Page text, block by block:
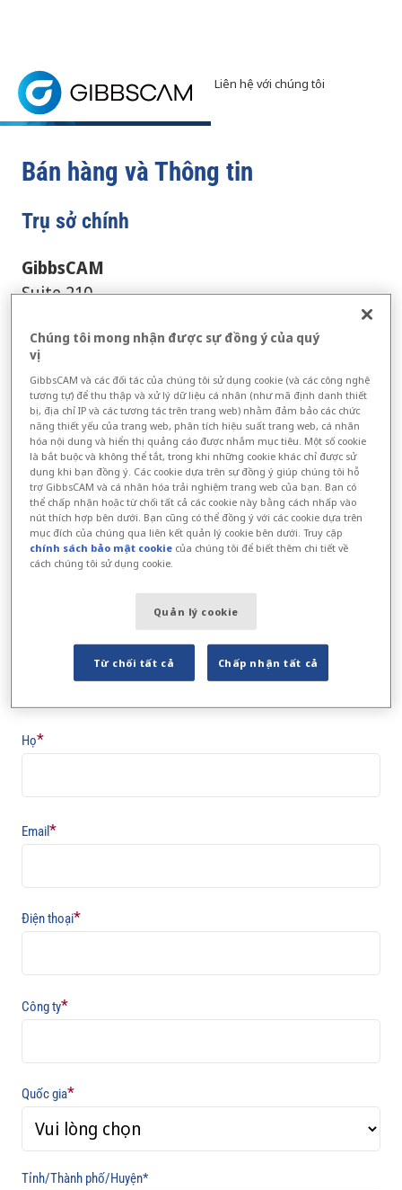
Trang chủ> Liên hệ với chúng tôi > Liên hệ với chúng tôi
Liên hệ với GibbsCAM. Tìm địa chỉ và số điện
Liên hệ với GibbsCAM
Bán hàng và Thông tin
Trụ sở chính
GibbsCAM
Suite 210
Thousand Oaks
CA 91320
USA
email:vasb@tvoofpnz.pbz
Để được hỗ trợ ngay lập tức, vui lòng truy cập
trang hỗ trợ.
Liên hệ với chúng tôi
Họ*
Email*
Điện thoại*
Công ty*
Quốc gia*
Tỉnh/Thành phố/Huyện*
Chúng tôi mong nhận được sự đồng ý của quý
vị
GibbsCAM và các đối tác của chúng tôi sử dụng cookie (và các công nghệ
tương tự) để thu thập và xử lý dữ liệu cá nhân (như mã định danh thiết
bị, địa chỉ IP và các tương tác trên trang web) nhằm đảm bảo các chức
năng thiết yếu của trang web, phân tích hiệu suất trang web, cá nhân
hóa nội dung và hiển thị quảng cáo được nhắm mục tiêu. Một số cookie
là bắt buộc và không thể tắt, trong khi những cookie khác chỉ được sử
dụng khi bạn đồng ý. Các cookie dựa trên sự đồng ý giúp chúng tôi hỗ
trợ GibbsCAM và cá nhân hóa trải nghiệm trang web của bạn. Bạn có
thể chấp nhận hoặc từ chối tất cả các cookie này bằng cách nhấp vào
nút thích hợp bên dưới. Bạn cũng có thể đồng ý với các cookie dựa trên
mục đích của chúng qua liên kết quản lý cookie bên dưới. Truy cập
chính sách bảo mật cookie của chúng tôi để biết thêm chi tiết về
cách chúng tôi sử dụng cookie.
Quản lý cookie
Từ chối tất cả Chấp nhận tất cả